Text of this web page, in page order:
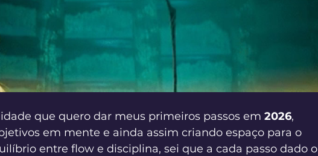
que quero dar meus primeiros passos em 2026,
em mente e ainda assim criando espaço para o
entre flow e disciplina, sei que a cada passo dado o